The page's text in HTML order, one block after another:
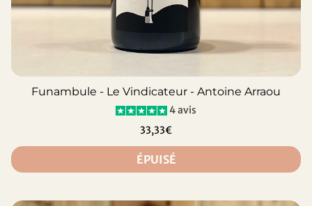
Funambule - Le Vindicateur - Antoine Arraou
4 avis
33,33€
ÉPUISÉ